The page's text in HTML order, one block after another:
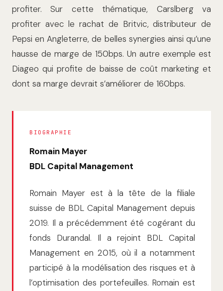
profiter. Sur cette thématique, Carslberg va
profiter avec le rachat de Britvic, distributeur de
Pepsi en Angleterre, de belles synergies ainsi qu’une
hausse de marge de 150bps. Un autre exemple est
Diageo qui profite de baisse de coût marketing et
dont sa marge devrait s’améliorer de 160bps.
BIOGRAPHIE
Romain Mayer
BDL Capital Management
Romain Mayer est à la tête de la filiale
suisse de BDL Capital Management depuis
2019. Il a précédemment été cogérant du
fonds Durandal. Il a rejoint BDL Capital
Management en 2015, où il a notamment
participé à la modélisation des risques et à
l’optimisation des portefeuilles. Romain est